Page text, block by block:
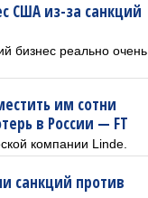
США из-за санкций
бизнес реально очень
им сотни
в России — FT
компании Linde.
санкций против